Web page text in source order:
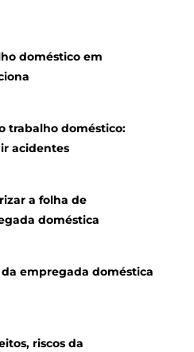
doméstico em
trabalho doméstico:
acidentes
a folha de
doméstica
empregada doméstica
riscos da